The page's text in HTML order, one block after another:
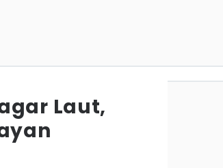
Laut,